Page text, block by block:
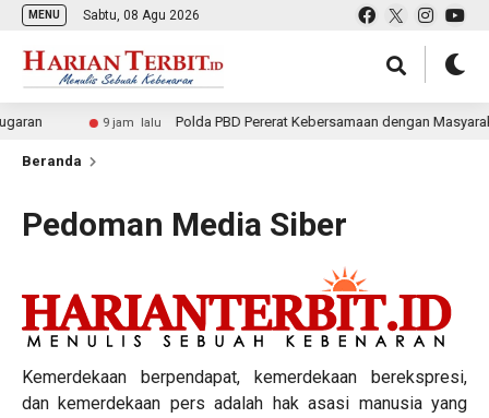
MENU Sabtu, 08 Agu 2026
9 jam lalu Polda PBD Pererat Kebersamaan dengan Masyarakat
Beranda
Pedoman Media Siber
Kemerdekaan berpendapat, kemerdekaan berekspresi,
dan kemerdekaan pers adalah hak asasi manusia yang